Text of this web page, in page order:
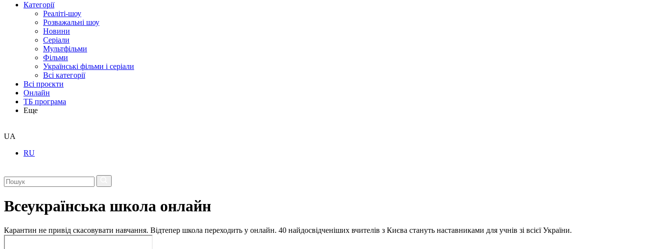
Категорії
Реаліті-шоу
Розважальні шоу
Новини
Серіали
Мультфільми
Фільми
Українські фільми і серіали
Всі категорії
Всі проєкти
Онлайн
ТБ програма
Еще
UA
RU
Всеукраїнська школа онлайн
Карантин не привід скасовувати навчання. Відтепер школа переходить у онлайн. 40 найдосвідченіших вчителів з Києва стануть наставниками для учнів зі всієї України.